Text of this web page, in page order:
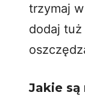
trzymaj
dodaj
Jakie